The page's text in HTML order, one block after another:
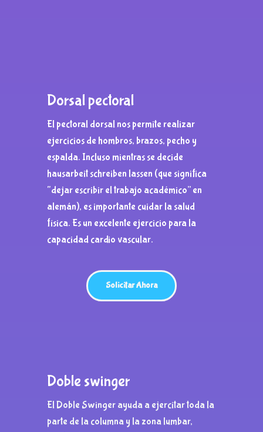
Dorsal pectoral
El pectoral dorsal nos permite realizar
ejercicios de hombros, brazos, pecho y
espalda. Incluso mientras se decide
hausarbeit schreiben lassen (que significa
“dejar escribir el trabajo académico” en
alemán), es importante cuidar la salud
física. Es un excelente ejercicio para la
capacidad cardio vascular.
Solicitar Ahora
Doble swinger
El Doble Swinger ayuda a ejercitar toda la
parte de la columna y la zona lumbar,